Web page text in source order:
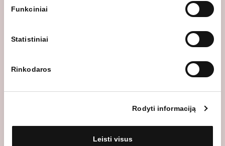
Funkciniai
Statistiniai
Rinkodaros
Rodyti informaciją
Leisti visus
darbuotojai būtų gerai pailsėję bei pasirengę ieškoti
naujų sprendimų. Todėl savo kolegas aprūpiname
privačiu sveikatos draudimu ir plačiomis